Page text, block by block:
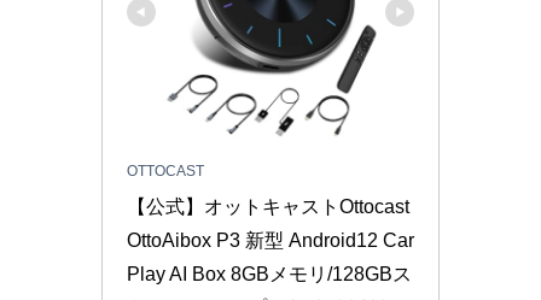
OTTOCAST
【公式】オットキャストOttocast
OttoAibox P3 新型 Android12 Car
Play AI Box 8GBメモリ/128GBス